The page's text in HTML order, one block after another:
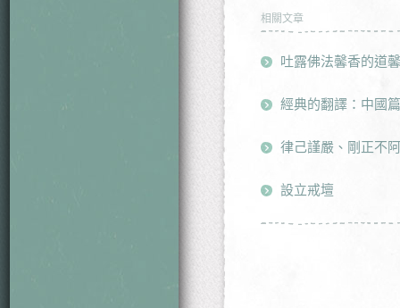
相關文章
吐露佛法馨香的道
經典的翻譯：中國篇
律己謹嚴、剛正不
設立戒壇